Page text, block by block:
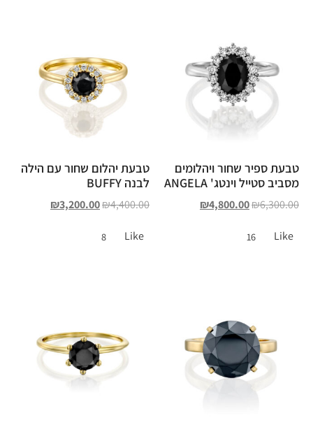
טבעת ספיר שחור ויהלומים
מסביב סטייל וינטג' ANGELA
₪6,300.00
₪4,800.00
Like
16
טבעת יהלום שחור עם הילה
לבנה BUFFY
₪4,400.00
₪3,200.00
Like
8